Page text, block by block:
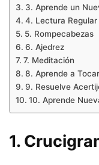
3. Aprende un
4. Lectura Regular
5. Rompecabezas
6. Ajedrez
7. Meditación
8. Aprende a
9. Resuelve
10. Aprende
1.